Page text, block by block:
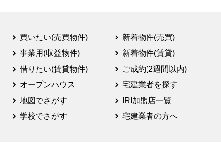
買いたい(売買物件)
事業用(収益物件)
借りたい(賃貸物件)
オープンハウス
地図でさがす
学校でさがす
新着物件(売買)
新着物件(賃貸)
ご成約(2週間以内)
宅建業者を探す
IRI加盟店一覧
宅建業者の方へ